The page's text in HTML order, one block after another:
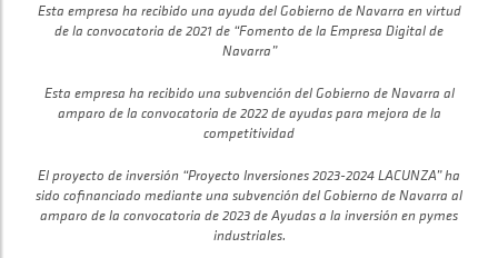
Esta empresa ha recibido una ayuda del Gobierno de Navarra en virtud
de la convocatoria de 2021 de “Fomento de la Empresa Digital de
Navarra”
Esta empresa ha recibido una subvención del Gobierno de Navarra al
amparo de la convocatoria de 2022 de ayudas para mejora de la
competitividad
El proyecto de inversión “Proyecto Inversiones 2023-2024 LACUNZA” ha
sido cofinanciado mediante una subvención del Gobierno de Navarra al
amparo de la convocatoria de 2023 de Ayudas a la inversión en pymes
industriales.